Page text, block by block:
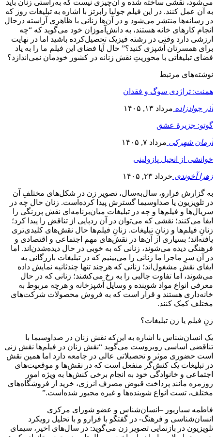
می‌شود، نقشی ساخته شده و آن‌چیزی نیست که به‌راستی زنان باید
به آن عمل کنند. در این فیلم جولیا رابرتز با اشاره به تبلیغات روز که
در رسانه‌ها منتشر می‌شود و در آن‌ها زنانی با ظاهری آراسته درحال
انجام کارهای خانه هستند، به دانش‌آموزان خود می‌گوید که “چه
ارزشی دارد وقتی در رشته فیزیک تحصیل‌کرده باشید اما در نهایت
برای همسرتان آشپزی کنید؟” حال آیا فضای این فیلم ما را به یاد
فضای تبلیغاتی با محوریتِ نقش زنانه در کشور خودمان نمی‌اندازد؟
نوشته‌های مرتبط
همنت: تراژدی سوگ و فقدان
آذر جوادزاده مرداد ۱۳, ۱۴۰۵
گوتو: جزیرۀ عشق
آرمان شهرکی مرداد ۷, ۱۴۰۵
خوانشی از انجیل پازولینی
زهرا آخوندی خرداد ۲۳, ۱۴۰۵
به گزارش فرارو، سال‌به‌سال، تصویر زن در شکل‌های مختلفِ آن
در تلویزیون یا صداوسیما گسترش پیدا کرده‌است. زنان حال چه در
سریال‌ها و فیلم‌ها و چه در تبلیغات میان‌برنامه‌ای نقش پررنگی را
ایفا می‌کنند؛ نقشی که می‌توان در آن ردپایی از تناقض را پیدا کرد؛
زنانِ فیلم‌ها و زنانِ تبلیغات. زنانِ فیلم‌ها حال نقش‌های کلیدی‌تری
یافته‌اند؛ بسیاری از آن‌ها در نقش‌های مهم اجتماعی و اقتصادی و
فرهنگی دیده می‌شوند، زنانی که به خوبی در حال دیده‌شدن‌اند. اما
در آن سرِ ماجرا ما زنانی را می‌بینیم که در تبلیغات بازرگانی به
ایفای نقش مشغول‌اند؛ زنانی که هرچند تنها چندثانیه نمایش داده
می‌شوند، اما تفاوت جالبی را به رخ می‌کشند؛ زنانی که در حال
معرفی انواع مواد شوینده و وسایل آشپزخانه و هرچه مربوط به
خانه‌داری هستند و قرار است که به فروش محصولات شرکت‌های
مختلف کمک کنند.
زنِ فیلم یا زن تبلیغات؟
یک انسان‌شناس با اشاره به این‌که نقش زنان در صداوسیما با
تناقضی اساسی روبروست می‌گوید “نقش زنان در فیلم‌ها نقش زنی
است حضوری موثر و تحصیلاتی عالی در جامعه دارد اما همین نقش
در تبلیغات یک کنش‌گر منفعل است که در نقش‌ها و موقعیت‌های
اجتماعی و خانوادگی خود به انجام برخی کنش‌ها به ویژه امور
روزمره مانند پرداخت قبوض مصرف انرژی، خرید از فروشگاه‌های
مختلف، تست انواع شوینده‌ها و غیره مجبور شده‌است.”
فاطمه سیارپور –انسان‌شناس و عضو شورای مرکزی
انسان‌شناسی و فرهنگ- در گفتگو با فرارو و با تحلیل رویکرد
تلویزیون در بازنمایی تصویر زن می‌گوید: در سال‌های اخیر، سیمای